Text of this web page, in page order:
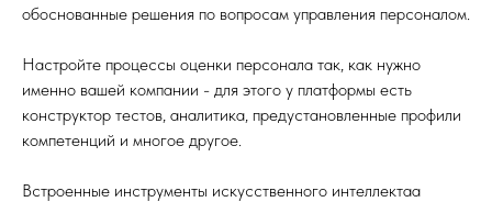
обоснованные решения по вопросам управления персоналом.
Настройте процессы оценки персонала так, как нужно
именно вашей компании - для этого у платформы есть
конструктор тестов, аналитика, предустановленные профили
компетенций и многое другое.
Встроенные инструменты искусственного интеллектаа